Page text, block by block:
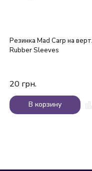
Резинка Mad Carp на
Rubber Sleeves
20 грн.
В корзину